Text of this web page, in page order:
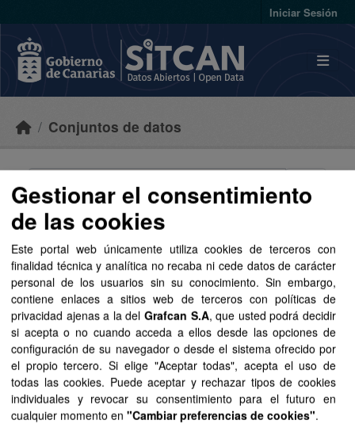
Iniciar Sesión
Conjuntos de datos
Ordenar por
2 conjuntos de datos
encontrados
Grupos: Sector público
Etiquetas:
unidades administrativas
Filtrar Resultados
Gestionar el consentimiento
de las cookies
Este portal web únicamente utiliza cookies de terceros con
finalidad técnica y analítica no recaba ni cede datos de carácter
personal de los usuarios sin su conocimiento. Sin embargo,
contiene enlaces a sitios web de terceros con políticas de
privacidad ajenas a la del Grafcan S.A, que usted podrá decidir
si acepta o no cuando acceda a ellos desde las opciones de
configuración de su navegador o desde el sistema ofrecido por
el propio tercero. Si elige "Aceptar todas", acepta el uso de
todas las cookies. Puede aceptar y rechazar tipos de cookies
individuales y revocar su consentimiento para el futuro en
cualquier momento en "Cambiar preferencias de cookies".